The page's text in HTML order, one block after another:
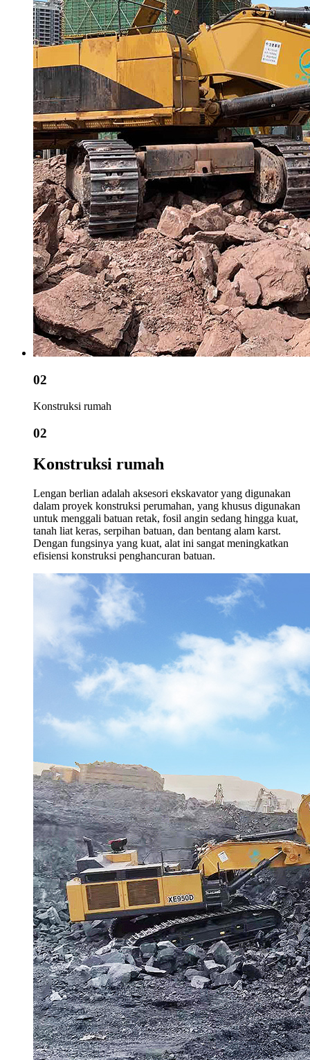
02
Konstruksi rumah
02
Konstruksi rumah
Lengan berlian adalah aksesori ekskavator yang digunakan
dalam proyek konstruksi perumahan, yang khusus digunakan
untuk menggali batuan retak, fosil angin sedang hingga kuat,
tanah liat keras, serpihan batuan, dan bentang alam karst.
Dengan fungsinya yang kuat, alat ini sangat meningkatkan
efisiensi konstruksi penghancuran batuan.